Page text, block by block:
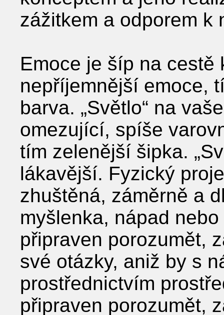
zážitkem a odporem k
Emoce je šíp na cestě
nepříjemnější emoce,
barva. „Světlo“ na
omezující, spíše
tím zelenější šipka.
lákavější. Fyzický
zhuštěná, záměrně a
myšlenka, nápad
připraven porozumět,
své otázky, aniž by s
prostřednictvím
připraven porozumět,